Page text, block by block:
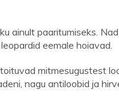
ainult paaritumiseks.
eemale hoiavad.
mitmesugustest
nagu antiloobid ja